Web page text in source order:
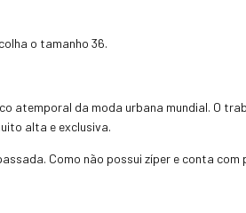
o tamanho 36.
atemporal da moda urbana mundial. O
alta e exclusiva.
Como não possui zíper e conta